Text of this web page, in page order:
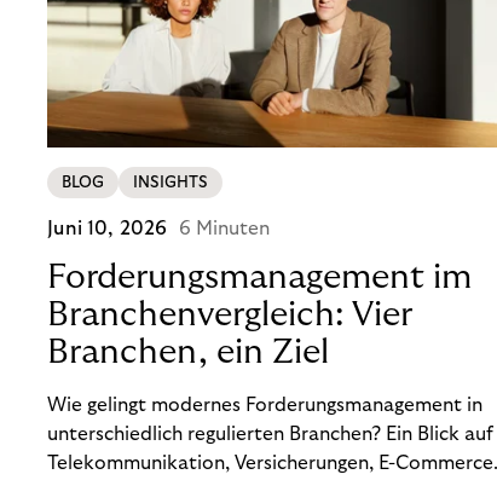
BLOG INSIGHTS
Juni 10, 2026 6 Minuten
Forderungsmanagement im
Branchenvergleich: Vier
Branchen, ein Ziel
Wie gelingt modernes Forderungsmanagement in
unterschiedlich regulierten Branchen? Ein Blick auf
Telekommunikation, Versicherungen, E-Commerce